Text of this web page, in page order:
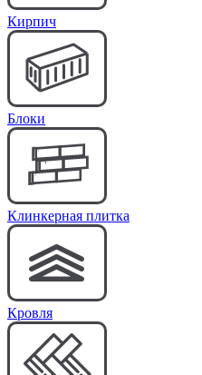
Кирпич
Блоки
Клинкерная плитка
Кровля